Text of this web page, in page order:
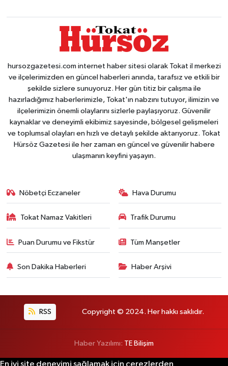
hursozgazetesi.com internet haber sitesi olarak Tokat il merkezi
ve ilçelerimizden en güncel haberleri anında, tarafsız ve etkili bir
şekilde sizlere sunuyoruz. Her gün titiz bir çalışma ile
hazırladığımız haberlerimizle, Tokat'ın nabzını tutuyor, ilimizin ve
ilçelerimizin önemli olaylarını sizlerle paylaşıyoruz. Güvenilir
kaynaklar ve deneyimli ekibimiz sayesinde, bölgesel gelişmeleri
ve toplumsal olayları en hızlı ve detaylı şekilde aktarıyoruz. Tokat
Hürsöz Gazetesi ile her zaman en güncel ve güvenilir habere
ulaşmanın keyfini yaşayın.
Nöbetçi Eczaneler Hava Durumu
Tokat Namaz Vakitleri Trafik Durumu
Puan Durumu ve Fikstür Tüm Manşetler
Son Dakika Haberleri Haber Arşivi
RSS Copyright © 2024. Her hakkı saklıdır.
Haber Yazılımı: TE Bilişim
En iyi site deneyimi sağlamak için çerezlerden